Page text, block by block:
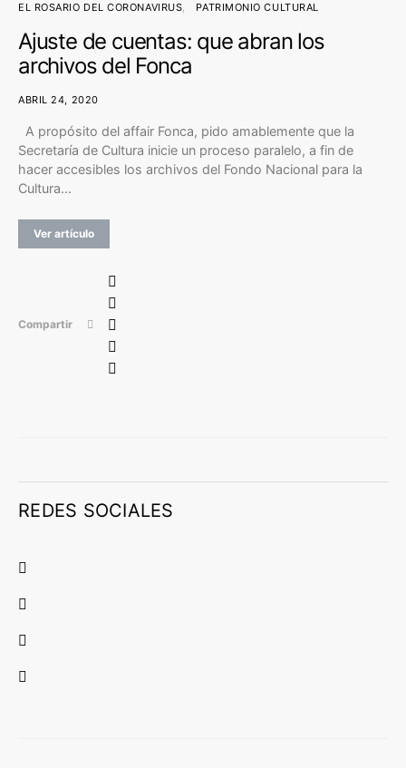
EL ROSARIO DEL CORONAVIRUS PATRIMONIO CULTURAL
Ajuste de cuentas: que abran los
archivos del Fonca
ABRIL 24, 2020
A propósito del affair Fonca, pido amablemente que la
Secretaría de Cultura inicie un proceso paralelo, a fin de
hacer accesibles los archivos del Fondo Nacional para la
Cultura…
Ver artículo
Compartir
REDES SOCIALES